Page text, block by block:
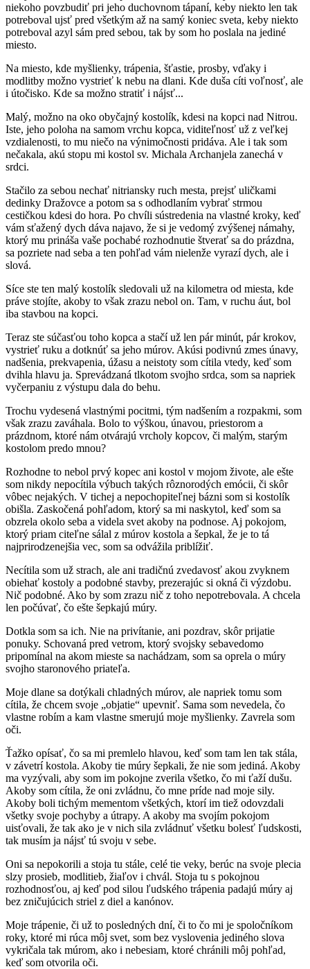
niekoho povzbudiť pri jeho duchovnom tápaní, keby niekto len tak
potreboval ujsť pred všetkým až na samý koniec sveta, keby niekto
potreboval azyl sám pred sebou, tak by som ho poslala na jediné
miesto.
Na miesto, kde myšlienky, trápenia, šťastie, prosby, vďaky i
modlitby možno vystrieť k nebu na dlani. Kde duša cíti voľnosť, ale
i útočisko. Kde sa možno stratiť i nájsť...
Malý, možno na oko obyčajný kostolík, kdesi na kopci nad Nitrou.
Iste, jeho poloha na samom vrchu kopca, viditeľnosť už z veľkej
vzdialenosti, to mu niečo na výnimočnosti pridáva. Ale i tak som
nečakala, akú stopu mi kostol sv. Michala Archanjela zanechá v
srdci.
Stačilo za sebou nechať nitriansky ruch mesta, prejsť uličkami
dedinky Dražovce a potom sa s odhodlaním vybrať strmou
cestičkou kdesi do hora. Po chvíli sústredenia na vlastné kroky, keď
vám sťažený dych dáva najavo, že si je vedomý zvýšenej námahy,
ktorý mu prináša vaše pochabé rozhodnutie štverať sa do prázdna,
sa pozriete nad seba a ten pohľad vám nielenže vyrazí dych, ale i
slová.
Síce ste ten malý kostolík sledovali už na kilometra od miesta, kde
práve stojíte, akoby to však zrazu nebol on. Tam, v ruchu áut, bol
iba stavbou na kopci.
Teraz ste súčasťou toho kopca a stačí už len pár minút, pár krokov,
vystrieť ruku a dotknúť sa jeho múrov. Akúsi podivnú zmes únavy,
nadšenia, prekvapenia, úžasu a neistoty som cítila vtedy, keď som
dvihla hlavu ja. Sprevádzaná tlkotom svojho srdca, som sa napriek
vyčerpaniu z výstupu dala do behu.
Trochu vydesená vlastnými pocitmi, tým nadšením a rozpakmi, som
však zrazu zaváhala. Bolo to výškou, únavou, priestorom a
prázdnom, ktoré nám otvárajú vrcholy kopcov, či malým, starým
kostolom predo mnou?
Rozhodne to nebol prvý kopec ani kostol v mojom živote, ale ešte
som nikdy nepocítila výbuch takých rôznorodých emócii, či skôr
vôbec nejakých. V tichej a nepochopiteľnej bázni som si kostolík
obišla. Zaskočená pohľadom, ktorý sa mi naskytol, keď som sa
obzrela okolo seba a videla svet akoby na podnose. Aj pokojom,
ktorý priam citeľne sálal z múrov kostola a šepkal, že je to tá
najprirodzenejšia vec, som sa odvážila priblížiť.
Necítila som už strach, ale ani tradičnú zvedavosť akou zvyknem
obiehať kostoly a podobné stavby, prezerajúc si okná či výzdobu.
Nič podobné. Ako by som zrazu nič z toho nepotrebovala. A chcela
len počúvať, čo ešte šepkajú múry.
Dotkla som sa ich. Nie na privítanie, ani pozdrav, skôr prijatie
ponuky. Schovaná pred vetrom, ktorý svojsky sebavedomo
pripomínal na akom mieste sa nachádzam, som sa oprela o múry
svojho staronového priateľa.
Moje dlane sa dotýkali chladných múrov, ale napriek tomu som
cítila, že chcem svoje „objatie“ upevniť. Sama som nevedela, čo
vlastne robím a kam vlastne smerujú moje myšlienky. Zavrela som
oči.
Ťažko opísať, čo sa mi premlelo hlavou, keď som tam len tak stála,
v závetrí kostola. Akoby tie múry šepkali, že nie som jediná. Akoby
ma vyzývali, aby som im pokojne zverila všetko, čo mi ťaží dušu.
Akoby som cítila, že oni zvládnu, čo mne príde nad moje sily.
Akoby boli tichým mementom všetkých, ktorí im tiež odovzdali
všetky svoje pochyby a útrapy. A akoby ma svojím pokojom
uisťovali, že tak ako je v nich sila zvládnuť všetku bolesť ľudskosti,
tak musím ja nájsť tú svoju v sebe.
Oni sa nepokorili a stoja tu stále, celé tie veky, berúc na svoje plecia
slzy prosieb, modlitieb, žiaľov i chvál. Stoja tu s pokojnou
rozhodnosťou, aj keď pod silou ľudského trápenia padajú múry aj
bez zničujúcich striel z diel a kanónov.
Moje trápenie, či už to posledných dní, či to čo mi je spoločníkom
roky, ktoré mi rúca môj svet, som bez vyslovenia jediného slova
vykričala tak múrom, ako i nebesiam, ktoré chránili môj pohľad,
keď som otvorila oči.